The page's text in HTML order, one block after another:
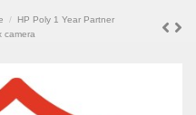
HP Poly 1 Year Partner
camera